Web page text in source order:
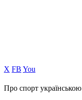
Х FB You
Про спорт українською